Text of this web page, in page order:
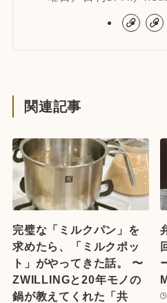
関連記事
完璧な「ミルクパン」を
求めたら、「ミルクポッ
ト」がやってきた話。 〜
ZWILLINGと20年モノの
鍋が教えてくれた「共